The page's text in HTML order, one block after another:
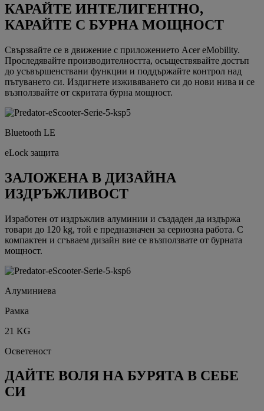
КАРАЙТЕ ИНТЕЛИГЕНТНО,
КАРАЙТЕ С БУРНА МОЩНОСТ
Свързвайте се в движение с приложението Acer eMobility.
Проследявайте производителността, осъществявайте достъп
до усъвършенствани функции и поддържайте контрол над
пътуването си. Издигнете изживяването си до нови нива и се
възползвайте от скритата бурна мощност.
Bluetooth LE
eLock защита
ЗАЛОЖЕНА В ДИЗАЙНА
ИЗДРЪЖЛИВОСТ
Изработен от издръжлив алуминии и създаден да издържа
товари до 120 kg, той е предназначен за сериозна работа. С
компактен и сгъваем дизайн вие се възползвате от бурната
мощност.
Алуминиева
Рамка
21 KG
Осветеност
ДАЙТЕ ВОЛЯ НА БУРЯТА В СЕБЕ
СИ